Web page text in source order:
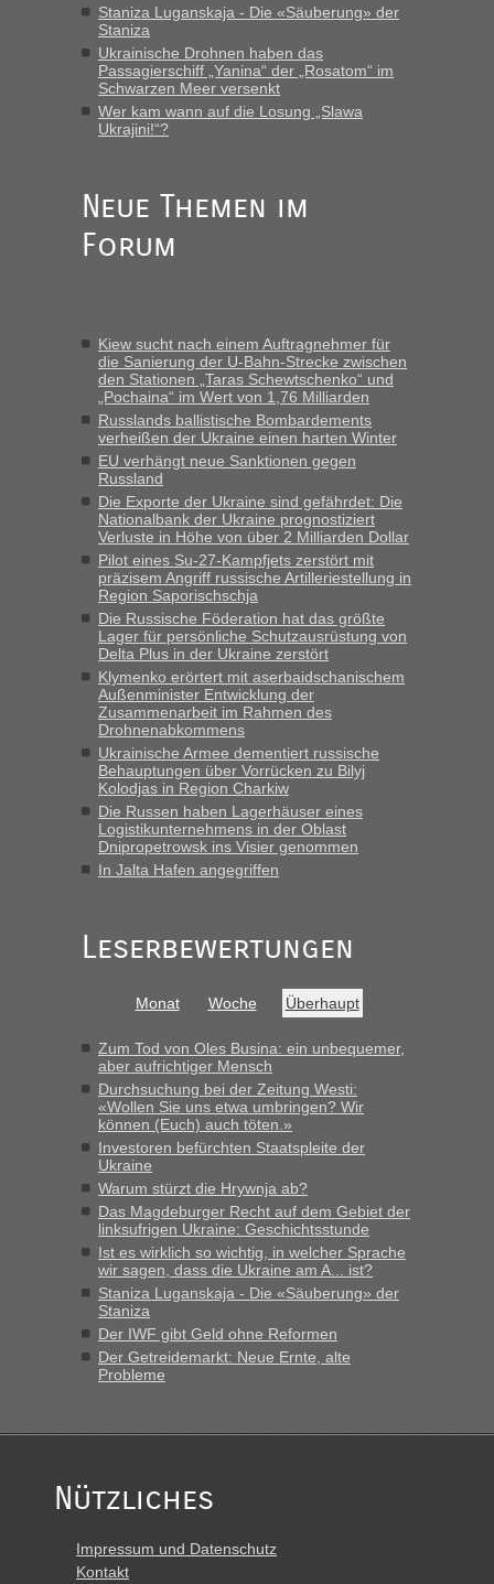
Recht, Visa und Dokumente • Re: Deklaration
gebrauchter Kleidung beim Zoll
„Vielen Dank, mit einem Briefchen meiner Frau im Gepäck
gab es keine Probleme“
fast 11 Milliarden aufgedeckt
„Am besten wäre natürlich, wenn die Frau mit dabei ist.
Alleinreisende Männer stehen schließlich immer unter
Milliarden aufgedeckt
„Kein Zoll. Du musst an sich nur sagen dass das privat ist
und du nicht damit handeln willst. So lange das nicht
Originalverpackt ist und ersichlich das nicht neu sollte es
keine Probleme geben“
Recht, Visa und Dokumente • Deklaration
gebrauchter Kleidung beim Zoll
„Hallo Leute, ich weiß nicht, ob ich hier richtig bin mit meiner
Anfrage. Ich möchte 4 Umzugskartons mit gebrauchter
Straßen Kleidung bei der Einreise in die Ukraine
mitnehmen. Es ist gebrauchte Kleidung...“
Berichte und Reisetipps • Re: An welchem
Grenzübergang zwischen Polen und der Ukraine geht es am
schnellsten?
„Wir sind mit unserem Wohnmobil, wie geplant am Montag
15.6. in Krakovets rüber. Sehr zeitig los gegen 5 Uhr in der
Früh. Mit sehr sehr wenig Verkehr, super bis zur Grenze. Nur
8 PKW vor der Schranke....“
Berichte und Reisetipps • Re: An welchem
Grenzübergang zwischen Polen und der Ukraine geht es am
schnellsten?
schnell da auch Passagiere mit EU-Pass dabei waren“
Berichte und Reisetipps • Re: An welchem
Grenzübergang zwischen Polen und der Ukraine geht es am
„Bin am Montag 15.6.26 um 8 Uhr in Urgyniw ausgereist,
das erste Mal an einem Montagmorgen ca. 15 Fahrzeuge
vor mir, bin sonst der Erste oder Zweite, egal, nach ca 20
Minuten wurde dann die nächste Welle...“
Berichte und Reisetipps • Re: An welchem
Grenzübergang zwischen Polen und der Ukraine geht es am
schnellsten?
„Derzeit, ist es überall sehr voll an den Grenzen Ukraine/
Polen. Zb. Krakovets 100 PKW ca. 10 h Wartezeit. Wollen
Montag rüber, versuchen es sehr früh.“
Staniza Luganskaja - Die «Säuberung» der
Staniza
Ukrainische Drohnen haben das
Passagierschiff „Yanina“ der „Rosatom“ im
Schwarzen Meer versenkt
Wer kam wann auf die Losung „Slawa
Ukrajini!“?
Neue Themen im
Forum
Kiew sucht nach einem Auftragnehmer für
die Sanierung der U-Bahn-Strecke zwischen
den Stationen „Taras Schewtschenko“ und
„Pochaina“ im Wert von 1,76 Milliarden
Russlands ballistische Bombardements
verheißen der Ukraine einen harten Winter
EU verhängt neue Sanktionen gegen
Russland
Die Exporte der Ukraine sind gefährdet: Die
Nationalbank der Ukraine prognostiziert
Verluste in Höhe von über 2 Milliarden Dollar
Pilot eines Su-27-Kampfjets zerstört mit
präzisem Angriff russische Artilleriestellung in
Region Saporischschja
Die Russische Föderation hat das größte
Lager für persönliche Schutzausrüstung von
Delta Plus in der Ukraine zerstört
Klymenko erörtert mit aserbaidschanischem
Außenminister Entwicklung der
Zusammenarbeit im Rahmen des
Drohnenabkommens
Ukrainische Armee dementiert russische
Behauptungen über Vorrücken zu Bilyj
Kolodjas in Region Charkiw
Die Russen haben Lagerhäuser eines
Logistikunternehmens in der Oblast
Dnipropetrowsk ins Visier genommen
In Jalta Hafen angegriffen
Leserbewertungen
Monat Woche Überhaupt
Zum Tod von Oles Busina: ein unbequemer,
aber aufrichtiger Mensch
Durchsuchung bei der Zeitung Westi:
«Wollen Sie uns etwa umbringen? Wir
können (Euch) auch töten.»
Investoren befürchten Staatspleite der
Ukraine
Warum stürzt die Hrywnja ab?
Das Magdeburger Recht auf dem Gebiet der
linksufrigen Ukraine: Geschichtsstunde
Ist es wirklich so wichtig, in welcher Sprache
wir sagen, dass die Ukraine am A... ist?
Staniza Luganskaja - Die «Säuberung» der
Staniza
Der IWF gibt Geld ohne Reformen
Der Getreidemarkt: Neue Ernte, alte
Probleme
Nützliches
Impressum und Datenschutz
Kontakt